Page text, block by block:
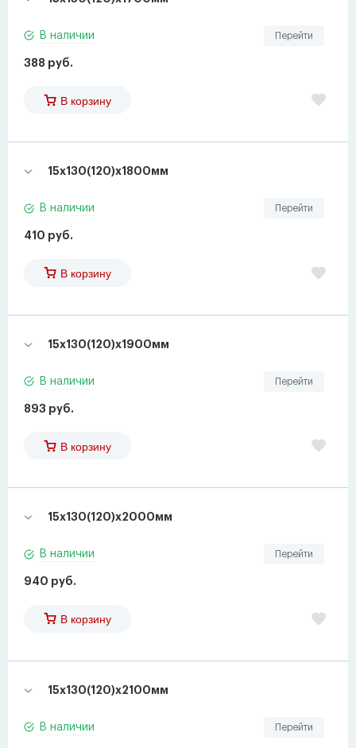
Перейти
В наличии
388 руб.
В корзину
15х130(120)х1800мм
Перейти
В наличии
410 руб.
В корзину
15х130(120)х1900мм
Перейти
В наличии
893 руб.
В корзину
15х130(120)х2000мм
Перейти
В наличии
940 руб.
В корзину
15х130(120)х2100мм
Перейти
В наличии